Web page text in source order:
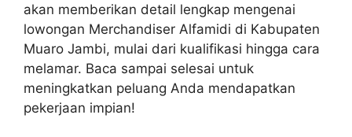
akan memberikan detail lengkap mengenai
lowongan Merchandiser Alfamidi di Kabupaten
Muaro Jambi, mulai dari kualifikasi hingga cara
melamar. Baca sampai selesai untuk
meningkatkan peluang Anda mendapatkan
pekerjaan impian!